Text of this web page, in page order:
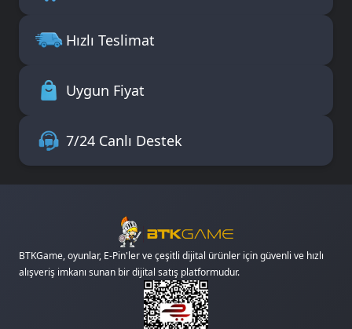
Hızlı Teslimat
Uygun Fiyat
7/24 Canlı Destek
BTKGame, oyunlar, E-Pin'ler ve çeşitli dijital ürünler için güvenli ve hızlı
alışveriş imkanı sunan bir dijital satış platformudur.